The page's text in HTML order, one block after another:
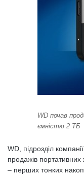
WD почав
ємністю 2 ТБ
WD, підрозділ
продажів портативних
– перших тонких